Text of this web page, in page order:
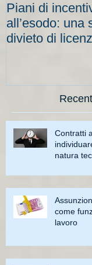
Piani di
all’esodo: una
divieto di
Contratti
natura
come
lavoro